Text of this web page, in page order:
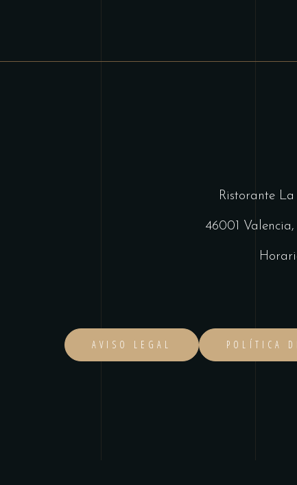
Ristorante La
46001 Valencia,
AVISO LEGAL POLÍTICA